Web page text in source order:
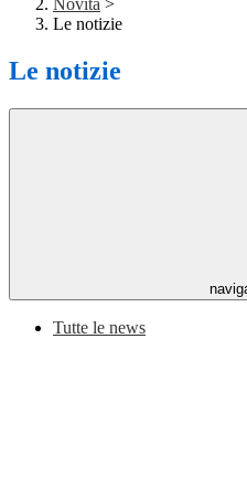
Novità >
Le notizie
Le notizie
Tutte le news